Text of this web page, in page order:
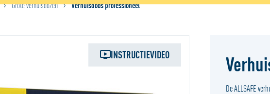
• Grote verhuisdozen • Verhuisdoos professioneel
De ALLSAFE
INSTRUCTIEVIDEO